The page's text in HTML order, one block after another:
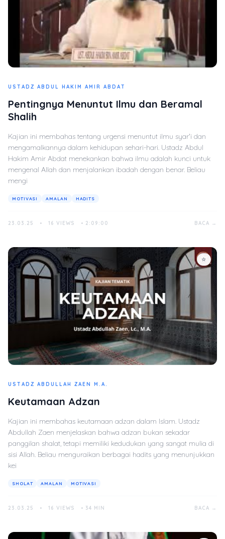
USTADZ ABDUL HAKIM AMIR ABDAT
Pentingnya Menuntut Ilmu dan Beramal
Shalih
Kajian ini membahas tentang urgensi menuntut ilmu syar'i dan
mengamalkannya dalam kehidupan sehari-hari. Ustadz Abdul
Hakim Amir Abdat menekankan bahwa ilmu adalah kunci untuk
mengenal Allah dan menjalankan ibadah dengan benar. Beliau
mengi
MOTIVASI AMALAN HADITS
23.03.25 • 16 VIEWS • 2:09:00 BACA →
☆
USTADZ ABDULLAH ZAEN M.A.
Keutamaan Adzan
Kajian ini membahas keutamaan adzan dalam Islam. Ustadz
Abdullah Zaen menjelaskan bahwa adzan bukan sekadar
panggilan shalat, tetapi memiliki kedudukan yang sangat mulia di
sisi Allah. Beliau menguraikan berbagai hadits yang menunjukkan
kei
SHOLAT AMALAN MOTIVASI
23.03.25 • 16 VIEWS • 34 MIN BACA →